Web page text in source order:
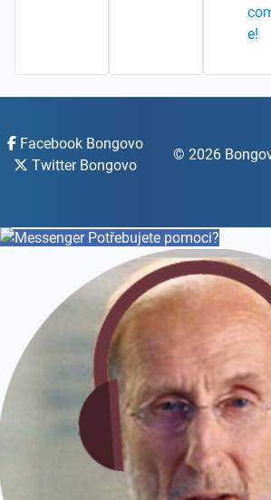
e!
Facebook Bongovo
Twitter Bongovo
© 2026
Potřebujete pomoci?